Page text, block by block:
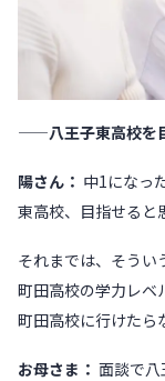
——八王子東高校を
陽さん： 中1になっ
東高校、目指せると
それまでは、そうい
町田高校の学力レベ
町田高校に行けた
お母さま： 面談で